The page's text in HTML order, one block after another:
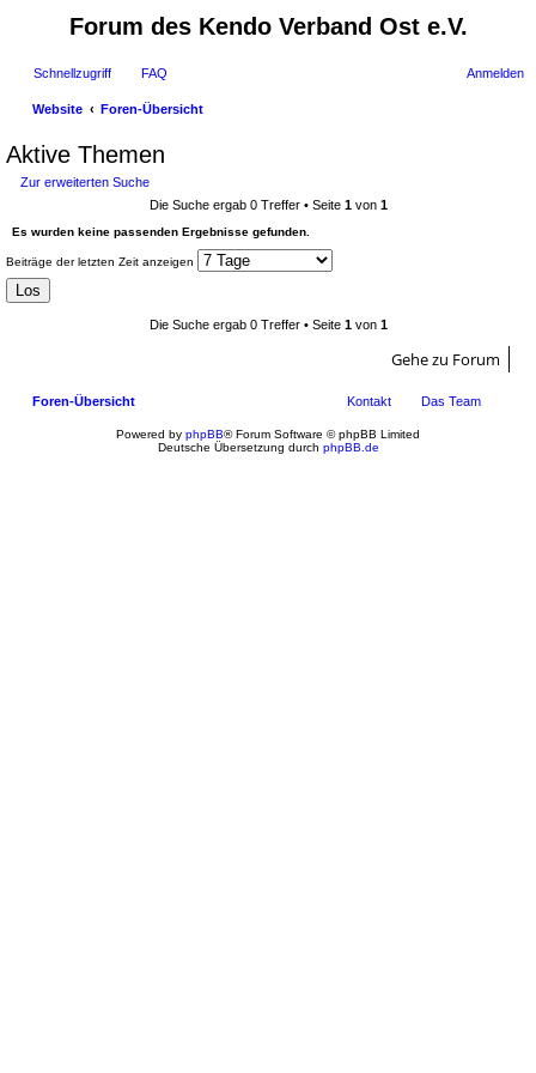
Forum des Kendo Verband Ost e.V.
Schnellzugriff FAQ Anmelden
Website
Foren-Übersicht
Aktive Themen
Zur erweiterten Suche
Die Suche ergab 0 Treffer • Seite 1von 1
Es wurden keine passenden Ergebnisse gefunden.
Beiträge der letzten Zeit anzeigen
Die Suche ergab 0 Treffer • Seite 1von 1
Gehe zu Forum
Foren-Übersicht Das Team
Kontakt
Powered by phpBB® Forum Software © phpBB Limited
Deutsche Übersetzung durch phpBB.de